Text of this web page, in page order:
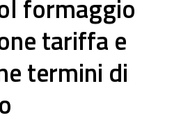
formaggio
tariffa e
termini di